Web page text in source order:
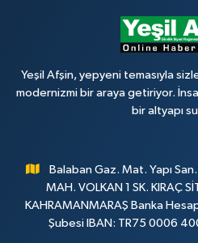
Yeşil Afşin, yepyeni temasıyla
modernizmi bir araya getiriyor.
bir altyapı
Balaban Gaz. Mat. Yapı
MAH. VOLKAN 1 SK. KIRAÇ
KAHRAMANMARAŞ Banka
Şubesi IBAN: TR75 0006